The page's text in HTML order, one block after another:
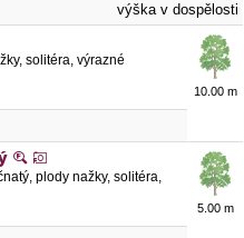
výška v dospělosti
solitéra, výrazné
10.00 m
plody nažky, solitéra,
5.00 m